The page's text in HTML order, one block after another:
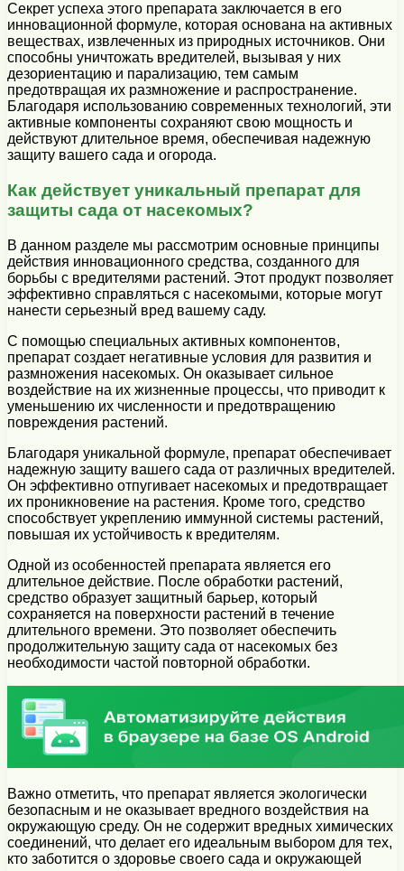
Секрет успеха этого препарата заключается в его
инновационной формуле, которая основана на активных
веществах, извлеченных из природных источников. Они
способны уничтожать вредителей, вызывая у них
дезориентацию и парализацию, тем самым
предотвращая их размножение и распространение.
Благодаря использованию современных технологий, эти
активные компоненты сохраняют свою мощность и
действуют длительное время, обеспечивая надежную
защиту вашего сада и огорода.
Как действует уникальный препарат для
защиты сада от насекомых?
В данном разделе мы рассмотрим основные принципы
действия инновационного средства, созданного для
борьбы с вредителями растений. Этот продукт позволяет
эффективно справляться с насекомыми, которые могут
нанести серьезный вред вашему саду.
С помощью специальных активных компонентов,
препарат создает негативные условия для развития и
размножения насекомых. Он оказывает сильное
воздействие на их жизненные процессы, что приводит к
уменьшению их численности и предотвращению
повреждения растений.
Благодаря уникальной формуле, препарат обеспечивает
надежную защиту вашего сада от различных вредителей.
Он эффективно отпугивает насекомых и предотвращает
их проникновение на растения. Кроме того, средство
способствует укреплению иммунной системы растений,
повышая их устойчивость к вредителям.
Одной из особенностей препарата является его
длительное действие. После обработки растений,
средство образует защитный барьер, который
сохраняется на поверхности растений в течение
длительного времени. Это позволяет обеспечить
продолжительную защиту сада от насекомых без
необходимости частой повторной обработки.
Важно отметить, что препарат является экологически
безопасным и не оказывает вредного воздействия на
окружающую среду. Он не содержит вредных химических
соединений, что делает его идеальным выбором для тех,
кто заботится о здоровье своего сада и окружающей